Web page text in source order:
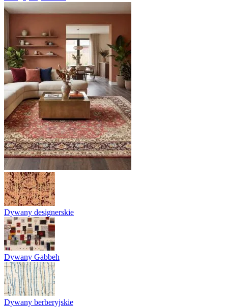
Dywany designerskie
Dywany Gabbeh
Dywany berberyjskie